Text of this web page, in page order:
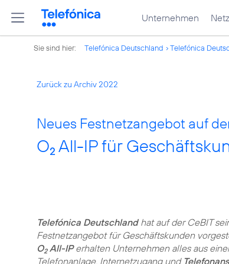
Unternehmen
Sie sind hier: Telefónica Deutschland Telefónica
Zurück zu Archiv 2022
Neues Festnetzangebot auf
O2 All-IP für
Telefónica Deutschlandhat auf der CeBIT
Festnetzangebot für Geschäftskunden
O2All-IPerhalten Unternehmen alles aus
Telefonanlage, Internetzugang und